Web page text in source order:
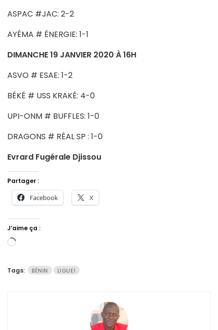
ASPAC #JAC: 2-2
AYÉMA # ÉNERGIE: 1-1
DIMANCHE 19 JANVIER 2020 À 16H
ASVO # ESAE: 1-2
BÉKÉ # USS KRAKÉ: 4-0
UPI-ONM # BUFFLES: 1-0
DRAGONS # RÉAL SP : 1-0
Evrard Fugérale Djissou
Partager :
Facebook X
J’aime ça :
Chargement…
Tags: BÉNIN LIGUE1